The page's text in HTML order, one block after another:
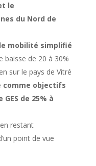
le
du Nord de
mobilité simplifié
baisse de 20 à 30%
sur le pays de Vitré
comme objectifs
de 25% à
en restant
point de vue